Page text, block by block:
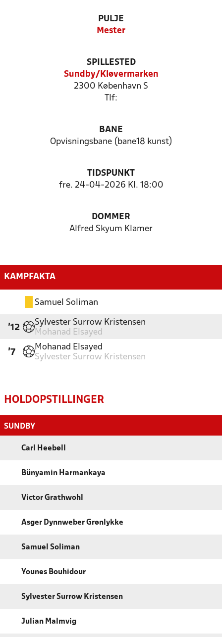
PULJE
Mester
SPILLESTED
Sundby/Kløvermarken
2300 København S
Tlf:
BANE
Opvisningsbane (bane18 kunst)
TIDSPUNKT
fre. 24-04-2026 Kl. 18:00
DOMMER
Alfred Skyum Klamer
KAMPFAKTA
Samuel Soliman
'12
Sylvester Surrow Kristensen
Mohanad Elsayed
'7
Mohanad Elsayed
Sylvester Surrow Kristensen
HOLDOPSTILLINGER
SUNDBY
Carl Heebøll
Bünyamin Harmankaya
Victor Grathwohl
Asger Dynnweber Grønlykke
Samuel Soliman
Younes Bouhidour
Sylvester Surrow Kristensen
Julian Malmvig